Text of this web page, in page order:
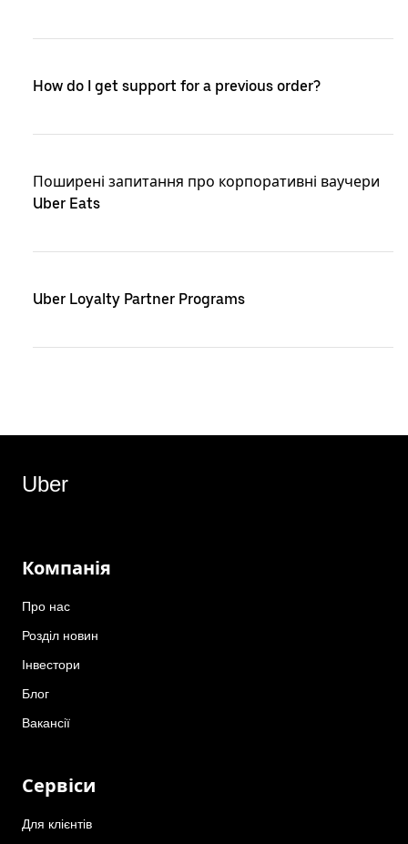
How do I get support for a previous order?
Поширені запитання про корпоративні ваучери
Uber Eats
Uber Loyalty Partner Programs
Uber
Компанія
Про нас
Розділ новин
Інвестори
Блог
Вакансії
Сервіси
Для клієнтів